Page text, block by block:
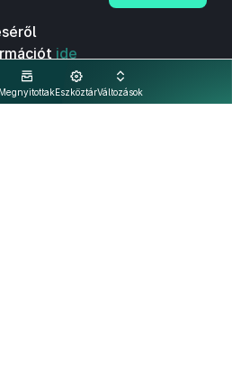
MegnyitottakEszköztárVáltozások
ide